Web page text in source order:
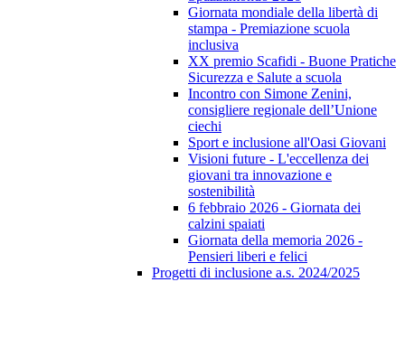
Giornata mondiale della libertà di
stampa - Premiazione scuola
inclusiva
XX premio Scafidi - Buone Pratiche
Sicurezza e Salute a scuola
Incontro con Simone Zenini,
consigliere regionale dell’Unione
ciechi
Sport e inclusione all'Oasi Giovani
Visioni future - L'eccellenza dei
giovani tra innovazione e
sostenibilità
6 febbraio 2026 - Giornata dei
calzini spaiati
Giornata della memoria 2026 -
Pensieri liberi e felici
Progetti di inclusione a.s. 2024/2025